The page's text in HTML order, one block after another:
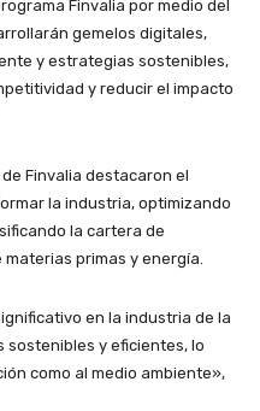
Finvalia por medio del
gemelos digitales,
y estrategias sostenibles,
y reducir el impacto
Finvalia destacaron el
la industria, optimizando
la cartera de
primas y energía.
en la industria de la
sostenibles y eficientes, lo
como al medio ambiente»,